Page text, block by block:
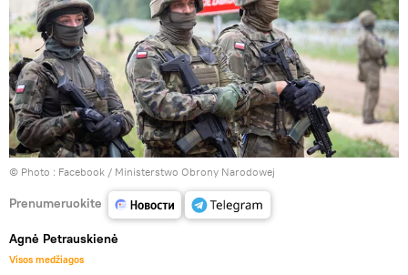
© Photo : Facebook / Ministerstwo Obrony Narodowej
Prenumeruokite
Agnė Petrauskienė
Visos medžiagos